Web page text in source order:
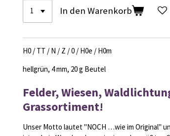
In den Warenkorb
H0 / TT / N / Z / 0 / H0e / H0m
hellgrün, 4 mm, 20 g Beutel
Felder, Wiesen,
Grassortiment!
Unser Motto lautet "NOCH …wie im Original"